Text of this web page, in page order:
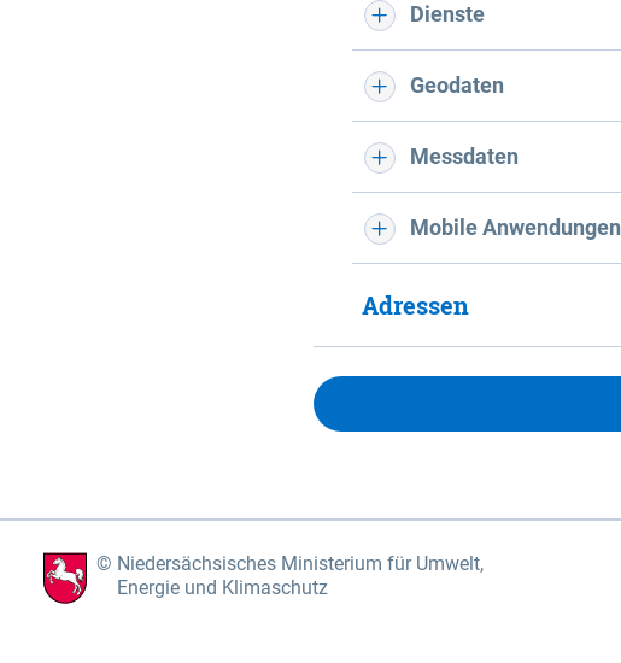
Dienste
Geodaten
Messdaten
Mobile Anwendungen
Adressen
Niedersächsisches Ministerium für Umwelt,
Energie und Klimaschutz